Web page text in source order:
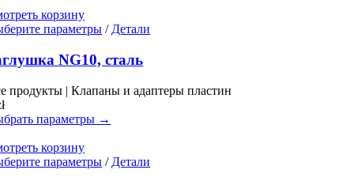
корзину
параметры Этот
имеет
несколько
вариаций.
Опции
выбрать
странице
товара.
/ Детали
NG10, сталь
продукты | Клапаны и адаптеры пластин
параметры →
корзину
параметры Этот
/ Детали